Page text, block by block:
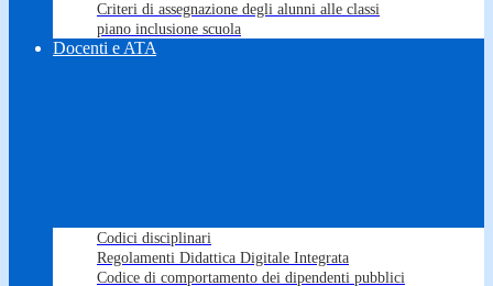
Criteri di assegnazione degli alunni alle classi
piano inclusione scuola
Docenti e ATA
Codici disciplinari
Regolamenti Didattica Digitale Integrata
Codice di comportamento dei dipendenti pubblici